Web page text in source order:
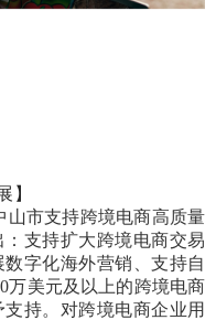
】
山市支持跨境电商高质量
支持扩大跨境电商交易
字化海外营销、支持自
万美元及以上的跨境电商
持。对跨境电商企业用